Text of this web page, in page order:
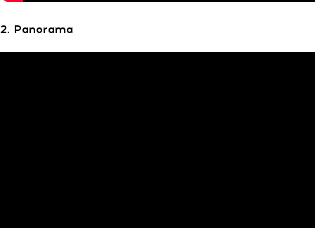
2. Panorama